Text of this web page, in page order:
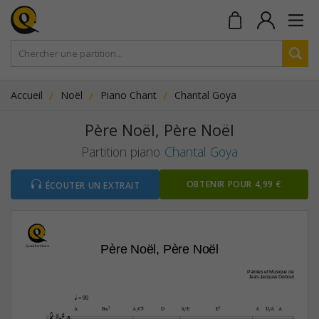
Accueil Noël Piano Chant Chantal Goya
Père Noël, Père Noël
Partition piano Chantal Goya
ÉCOUTER UN EXTRAIT OBTENIR POUR 4,99 €
Père Noël, Père Noël
Paroles et Musique de
Jean-Jacques Debout
A B‹7 A/C© D A/E E7 A D/A A
q = 90
